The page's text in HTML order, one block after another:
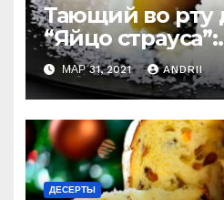
Тающий во рту
“Яйцо страуса”:
удивительно
приготовить
МАР 31, 2021 ANDRII
ДЕСЕРТЫ